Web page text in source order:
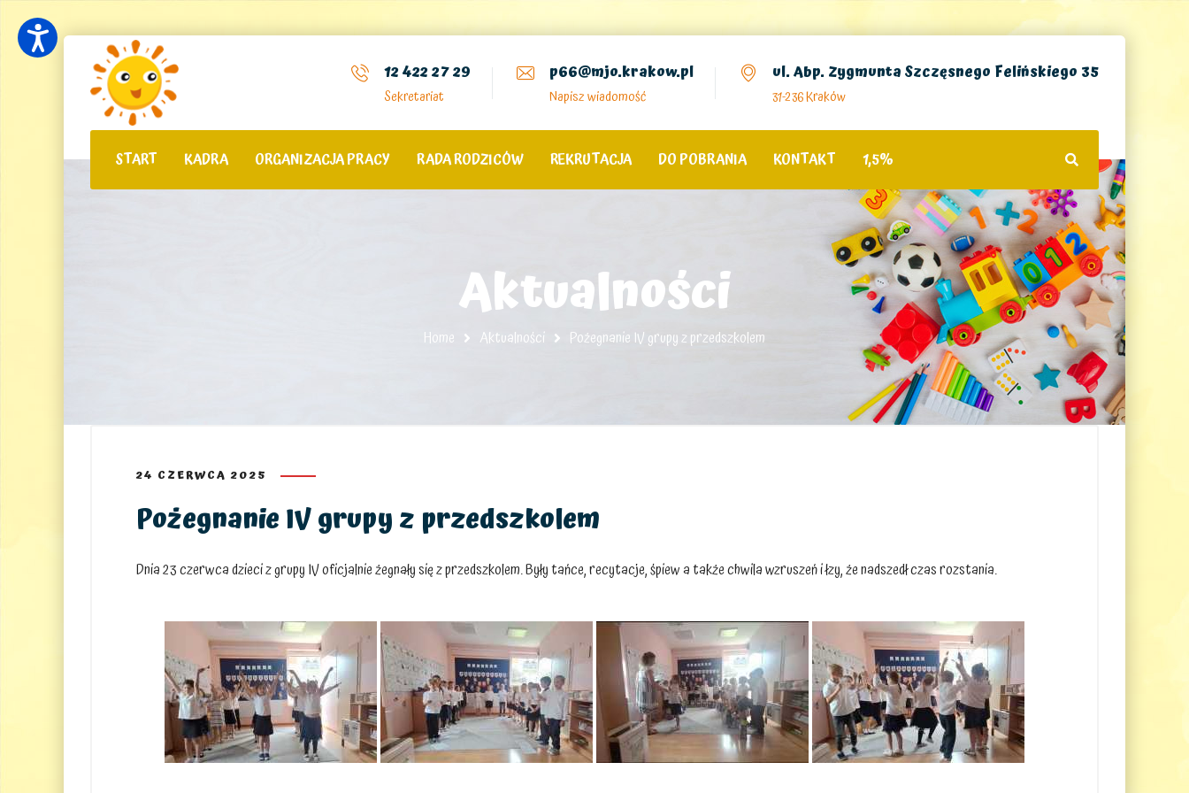
12 422 27 29
Sekretariat
p66@mjo.krakow.pl
Napisz wiadomość
ul. Abp. Zygmunta Szczęsnego Felińskiego 35
31-236 Kraków
START KADRA ORGANIZACJA PRACY RADA RODZICÓW REKRUTACJA DO POBRANIA KONTAKT 1,5%
Aktualności
Home Aktualności Pożegnanie IV grupy z przedszkolem
24 CZERWCA 2025
Pożegnanie IV grupy z przedszkolem
Dnia 23 czerwca dzieci z grupy IV oficjalnie żegnały się z przedszkolem. Były tańce, recytacje, śpiew a także chwila wzruszeń i łzy, że nadszedł czas rozstania.